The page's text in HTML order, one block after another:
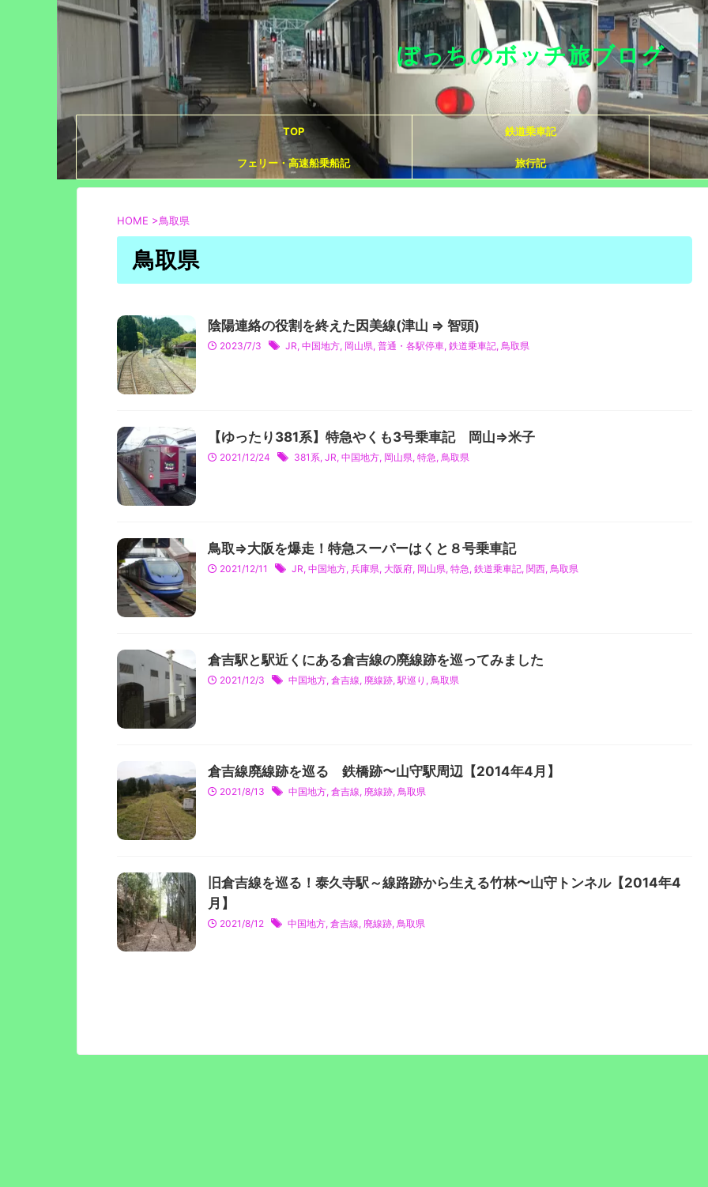
ぼっちのボッチ旅ブログ
TOP 鉄道乗車記
フェリー・高速船乗船記 旅行記
HOME >鳥取県
鳥取県
陰陽連絡の役割を終えた因美線(津山 ⇒ 智頭)
2023/7/3 JR, 中国地方, 岡山県, 普通・各駅停車, 鉄道乗車記, 鳥取県
【ゆったり381系】特急やくも3号乗車記 岡山⇒米子
2021/12/24 381系, JR, 中国地方, 岡山県, 特急, 鳥取県
鳥取⇒大阪を爆走！特急スーパーはくと８号乗車記
2021/12/11 JR, 中国地方, 兵庫県, 大阪府, 岡山県, 特急, 鉄道乗車記, 関西, 鳥取県
倉吉駅と駅近くにある倉吉線の廃線跡を巡ってみました
2021/12/3 中国地方, 倉吉線, 廃線跡,駅巡り , 鳥取県
倉吉線廃線跡を巡る 鉄橋跡〜山守駅周辺【2014年4月】
2021/8/13 中国地方, 倉吉線, 廃線跡, 鳥取県
旧倉吉線を巡る！泰久寺駅～線路跡から生える竹林〜山守トンネル【2014年4
月】
2021/8/12 中国地方, 倉吉線, 廃線跡, 鳥取県